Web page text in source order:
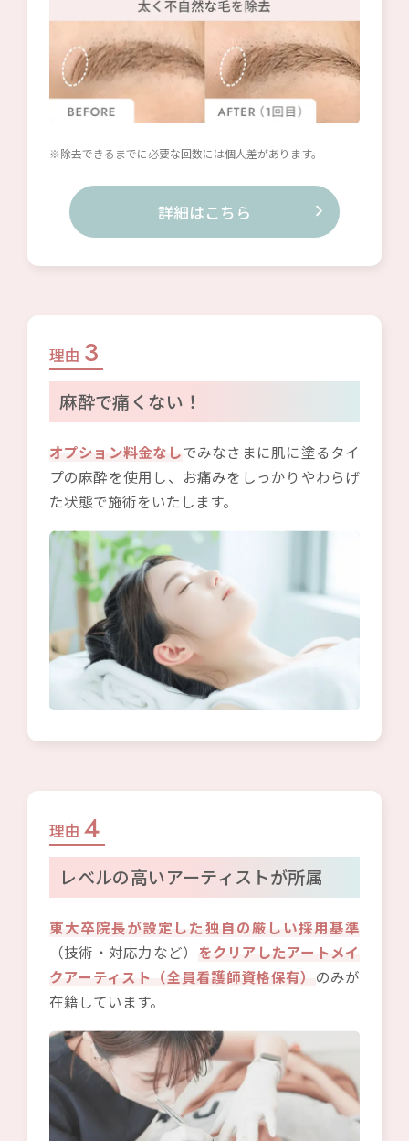
※除去できるまでに必要な回数には個人差があります。
詳細はこちら
理由 3
麻酔で痛くない！
オプション料金なしでみなさまに肌に塗るタイ
プの麻酔を使用し、お痛みをしっかりやわらげ
た状態で施術をいたします。
理由 4
レベルの高いアーティストが所属
東大卒院長が設定した独自の厳しい採用基準
（技術・対応力など） をクリアしたアートメイ
クアーティスト（全員看護師資格保有） のみが
在籍しています。